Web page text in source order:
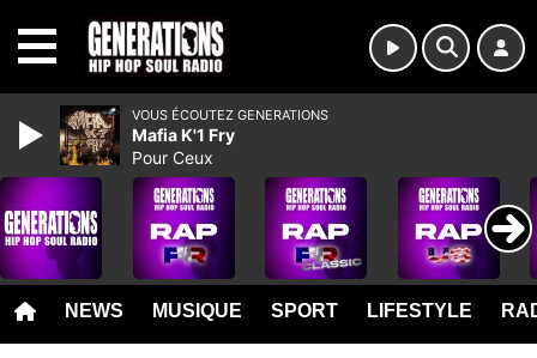
NEWS MUSIQUE SPORT LIFESTYLE
VOUS ÉCOUTEZ GENERATIONS
Mafia K'1 Fry
Pour Ceux